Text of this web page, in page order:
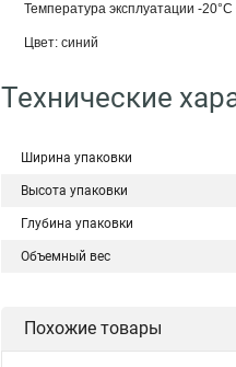
Температура эксплуатации -20°С
Цвет: синий
Технические
Ширина упаковки
Высота упаковки
Глубина упаковки
Объемный вес
Похожие товары